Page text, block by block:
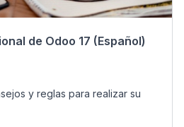
de Odoo 17 (Español)
y reglas para realizar su